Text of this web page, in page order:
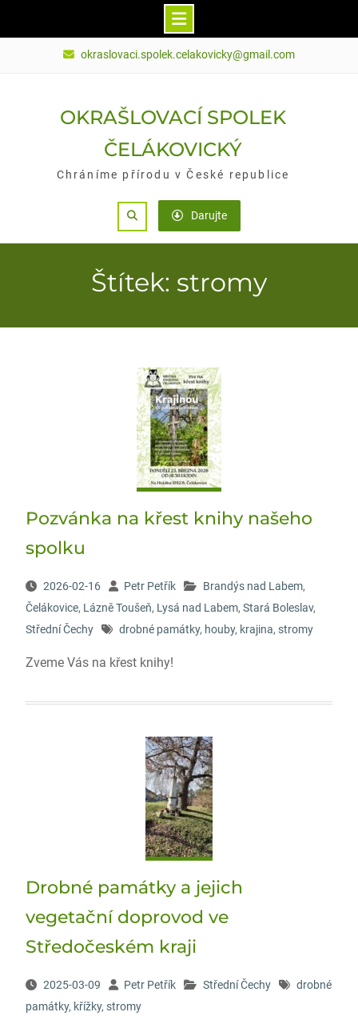
okraslovaci.spolek.celakovicky@gmail.com
OKRAŠLOVACÍ SPOLEK
ČELÁKOVICKÝ
Chráníme přírodu v České republice
Search Darujte
Štítek: stromy
Pozvánka na křest knihy našeho
spolku
2026-02-16 Petr Petřík Brandýs nad Labem,
Čelákovice, Lázně Toušeň, Lysá nad Labem, Stará Boleslav,
Střední Čechy
drobné památky, houby, krajina, stromy
Zveme Vás na křest knihy!
Drobné památky a jejich
vegetační doprovod ve
Středočeském kraji
2025-03-09 Petr Petřík Střední Čechy
drobné
památky, křížky, stromy